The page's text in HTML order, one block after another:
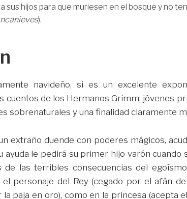
sus hijos para que muriesen en el bosque y no
).
navideño, si es un excelente
cuentos de los Hermanos Grimm; jóvenes
sobrenaturales y una finalidad claramente
extraño duende con poderes mágicos,
ayuda le pedirá su primer hijo varón cuando
las terribles consecuencias del
personaje del Rey (cegado por el afán de
paja en oro), como en la princesa (acepta